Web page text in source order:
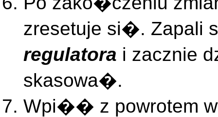
zresetuje si�. Zapali
regulatora i zacznie
skasowa�.
Wpi�� z powrotem